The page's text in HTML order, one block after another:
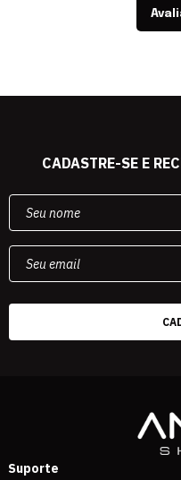
CADASTRE-SE E
Suporte